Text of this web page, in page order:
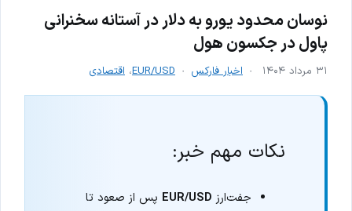
نوسان محدود یورو به دلار در آستانه سخنرانی
پاول در جکسون هول
۳۱ مرداد ۱۴۰۴ اخبار فارکس EUR/USD، اقتصادی
نکات مهم خبر:
جفت‌ارز EUR/USD پس از صعود تا